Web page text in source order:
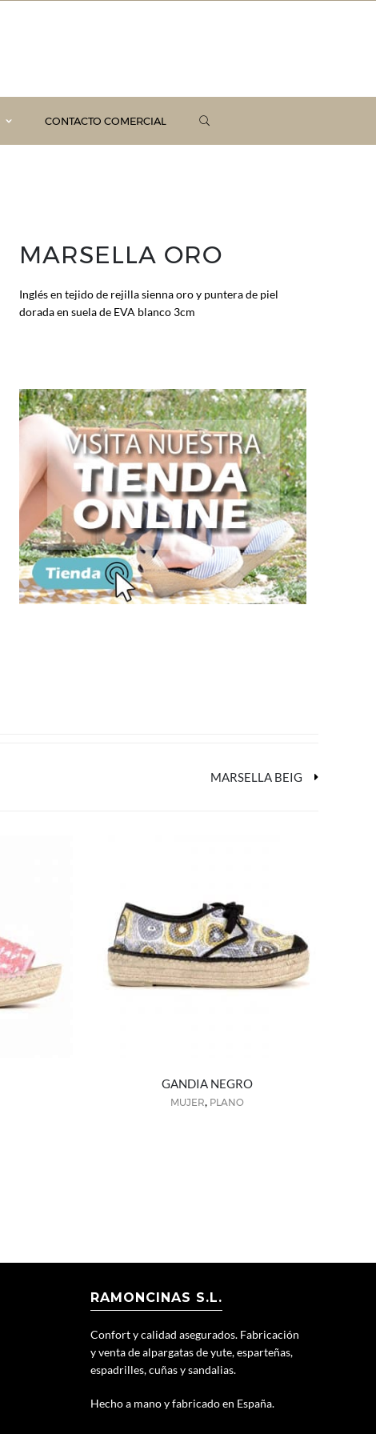
CONTACTO COMERCIAL
MARSELLA ORO
Inglés en tejido de rejilla sienna oro y puntera de piel
dorada en suela de EVA blanco 3cm
MARSELLA BEIG
GANDIA NEGRO
MUJER, PLANO
RAMONCINAS S.L.
Confort y calidad asegurados. Fabricación
y venta de alpargatas de yute, esparteñas,
espadrilles, cuñas y sandalias.
Hecho a mano y fabricado en España.